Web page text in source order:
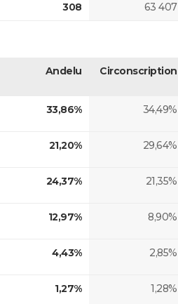
308 63 407
Andelu Circonscription
33,86% 34,49%
21,20% 29,64%
24,37% 21,35%
12,97% 8,90%
4,43% 2,85%
1,27% 1,28%